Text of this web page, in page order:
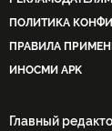
ПОЛИТИКА
ПРАВИЛА
ИНОСМИ APK
Главный